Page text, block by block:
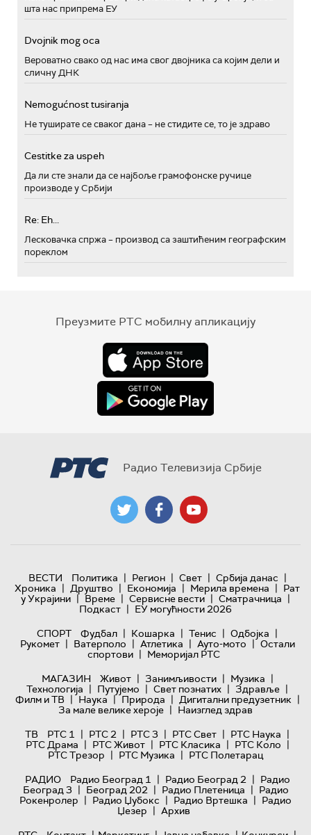
шта нас припрема ЕУ
Dvojnik mog oca
Вероватно свако од нас има свог двојника са којим дели и
сличну ДНК
Nemogućnost tusiranja
Не туширате се сваког дана – не стидите се, то је здраво
Cestitke za uspeh
Да ли сте знали да се најбоље грамофонске ручице
производе у Србији
Re: Eh...
Лесковачка спржа – производ са заштићеним географским
пореклом
Преузмите РТС мобилну апликацију
Радио Телевизија Србије
ВЕСТИ Политика | Регион | Свет | Србија данас |
Хроника | Друштво | Економија | Мерила времена | Рат
у Украјини | Време | Сервисне вести | Сматрачница |
Подкаст | ЕУ могућности 2026
СПОРТ
Фудбал | Кошарка | Тенис | Одбојка |
Рукомет | Ватерполо | Атлетика | Ауто-мото | Остали
спортови | Меморијал РТС
МАГАЗИН
Живот | Занимљивости | Музика |
Технологијa | Путујемо | Свет познатих | Здравље |
Филм и ТВ | Наука | Природа | Дигитални предузетник |
За мале велике хероје | Наизглед здрав
ТВ
РТС 1 | РТС 2 | РТС 3 | РТС Свет | РТС Наука |
РТС Драма | РТС Живот | РТС Класика | РТС Коло |
РТС Трезор | РТС Музика | РТС Полетарац
РАДИО
Радио Београд 1 | Радио Београд 2 | Радио
Београд 3 | Београд 202 | Радио Плетеница | Радио
Рокенролер | Радио Џубокс | Радио Вртешка | Радио
Џезер | Архив